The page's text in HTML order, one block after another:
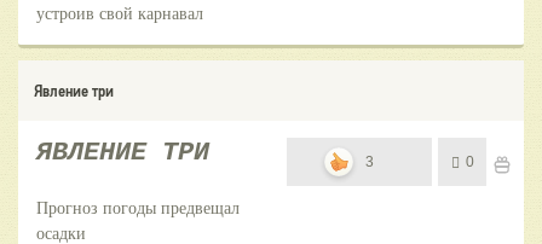
устроив свой карнавал
Явление три
ЯВЛЕНИЕ ТРИ
Прогноз погоды предвещал
осадки
3 0